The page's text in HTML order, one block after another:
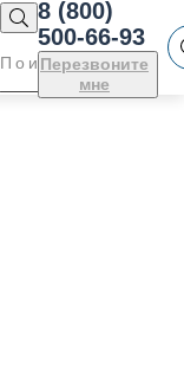
8 (800)
500-66-93
Перезвоните
мне